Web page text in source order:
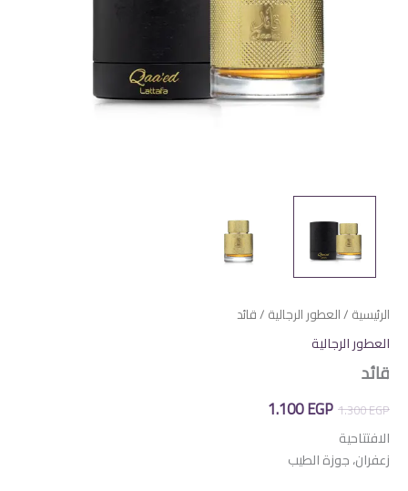
الرئيسية /العطور الرجالية / قائد
العطور الرجالية
قائد
1.300EGP
السعر
هو:
1.100EGP
الافتتاحية
زعفران، جوزة الطيب